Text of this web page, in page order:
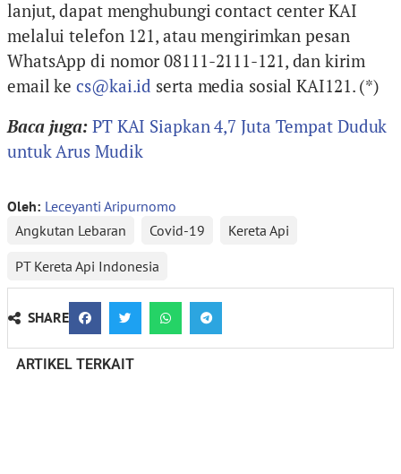
lanjut, dapat menghubungi contact center KAI
melalui telefon 121, atau mengirimkan pesan
WhatsApp di nomor 08111-2111-121, dan kirim
email kecs@kai.id serta media sosial KAI121. (*)
Baca juga: PT KAI Siapkan 4,7 Juta Tempat Duduk
untuk Arus Mudik
Oleh: Leceyanti Aripurnomo
Angkutan Lebaran
Covid-19
Kereta Api
PT Kereta Api Indonesia
SHARE
ARTIKEL TERKAIT